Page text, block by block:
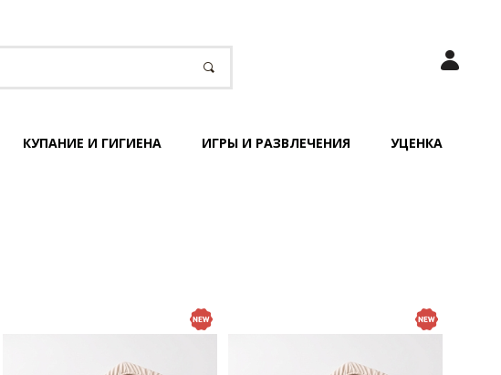
КУПАНИЕ И ГИГИЕНА ИГРЫ И РАЗВЛЕЧЕНИЯ УЦЕНКА